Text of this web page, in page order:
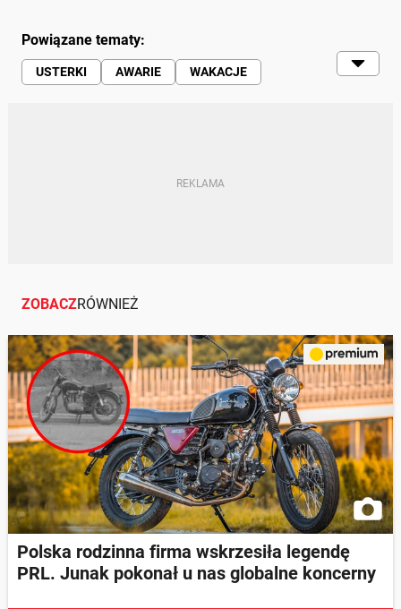
Powiązane tematy:
USTERKI AWARIE
WAKACJE
ZOBACZRÓWNIEŻ
Polska rodzinna firma wskrzesiła legendę
PRL. Junak pokonał u nas globalne koncerny